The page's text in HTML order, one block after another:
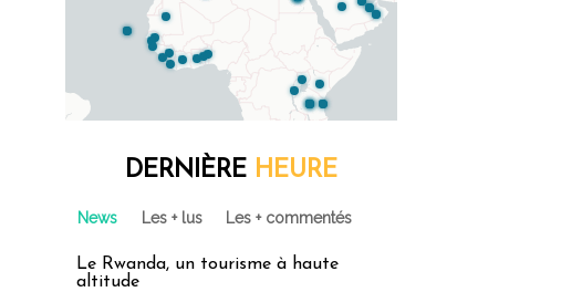
DERNIÈRE HEURE
News Les + lus Les + commentés
Le Rwanda, un tourisme à haute
altitude